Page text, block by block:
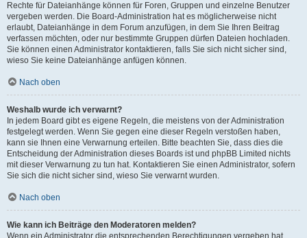
Rechte für Dateianhänge können für Foren, Gruppen und einzelne Benutzer
vergeben werden. Die Board-Administration hat es möglicherweise nicht
erlaubt, Dateianhänge in dem Forum anzufügen, in dem Sie Ihren Beitrag
verfassen möchten, oder nur bestimmte Gruppen dürfen Dateien hochladen.
Sie können einen Administrator kontaktieren, falls Sie sich nicht sicher sind,
wieso Sie keine Dateianhänge anfügen können.
Nach oben
Weshalb wurde ich verwarnt?
In jedem Board gibt es eigene Regeln, die meistens von der Administration
festgelegt werden. Wenn Sie gegen eine dieser Regeln verstoßen haben,
kann sie Ihnen eine Verwarnung erteilen. Bitte beachten Sie, dass dies die
Entscheidung der Administration dieses Boards ist und phpBB Limited nichts
mit dieser Verwarnung zu tun hat. Kontaktieren Sie einen Administrator, sofern
Sie sich die nicht sicher sind, wieso Sie verwarnt wurden.
Nach oben
Wie kann ich Beiträge den Moderatoren melden?
Wenn ein Administrator die entsprechenden Berechtigungen vergeben hat,